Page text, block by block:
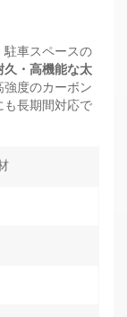
駐車スペースの
久・高機能な太
強度のカーボン
も長期間対応で